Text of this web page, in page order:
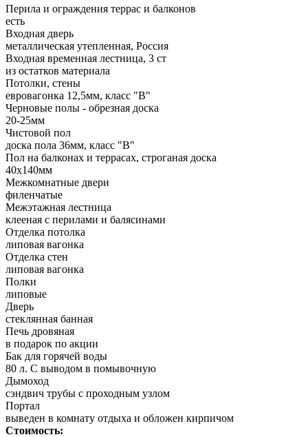
Перила и ограждения террас и балконов
есть
Входная дверь
металлическая утепленная, Россия
Входная временная лестница, 3 ст
из остатков материала
Потолки, стены
евровагонка 12,5мм, класс "В"
Черновые полы - обрезная доска
20-25мм
Чистовой пол
доска пола 36мм, класс "B"
Пол на балконах и террасах, строганая доска
40х140мм
Межкомнатные двери
филенчатые
Межэтажная лестница
клееная с перилами и балясинами
Отделка потолка
липовая вагонка
Отделка стен
липовая вагонка
Полки
липовые
Дверь
стеклянная банная
Печь дровяная
в подарок по акции
Бак для горячей воды
80 л. С выводом в помывочную
Дымоход
сэндвич трубы с проходным узлом
Портал
выведен в комнату отдыха и обложен кирпичом
Стоимость: